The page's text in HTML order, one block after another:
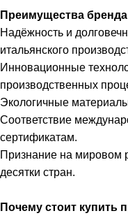
Преимущества бренда
Надёжность и
итальянского
Инновационные
производственных
Экологичные
Соответствие
сертификатам.
Признание на мировом
десятки стран.
Почему стоит купить